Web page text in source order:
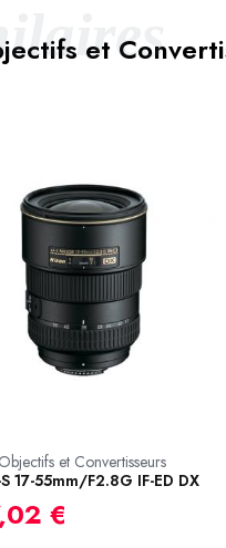
et
et Convertisseurs
17-55mm/F2.8G IF-ED DX
€